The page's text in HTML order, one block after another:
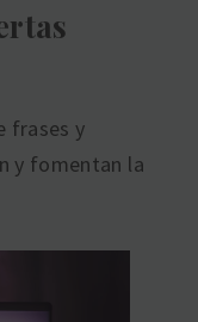
frases y
y fomentan la